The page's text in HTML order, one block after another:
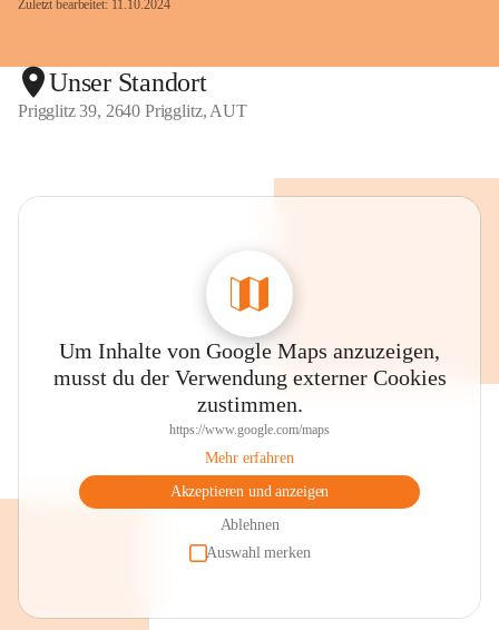
Zuletzt bearbeitet: 11.10.2024
Unser Standort
Prigglitz 39, 2640 Prigglitz, AUT
Um Inhalte von Google Maps anzuzeigen,
musst du der Verwendung externer Cookies
zustimmen.
https://www.google.com/maps
Mehr erfahren
Akzeptieren und anzeigen
Ablehnen
Auswahl merken